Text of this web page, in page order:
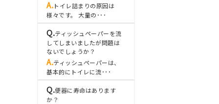
トイレ詰まりの原因は
様々です。 大量の･･･
ティッシュペーパーを流
してしまいましたが問題は
ないでしょうか？
ティッシュペーパーは、
基本的にトイレに流･･･
便器に寿命はあります
か？